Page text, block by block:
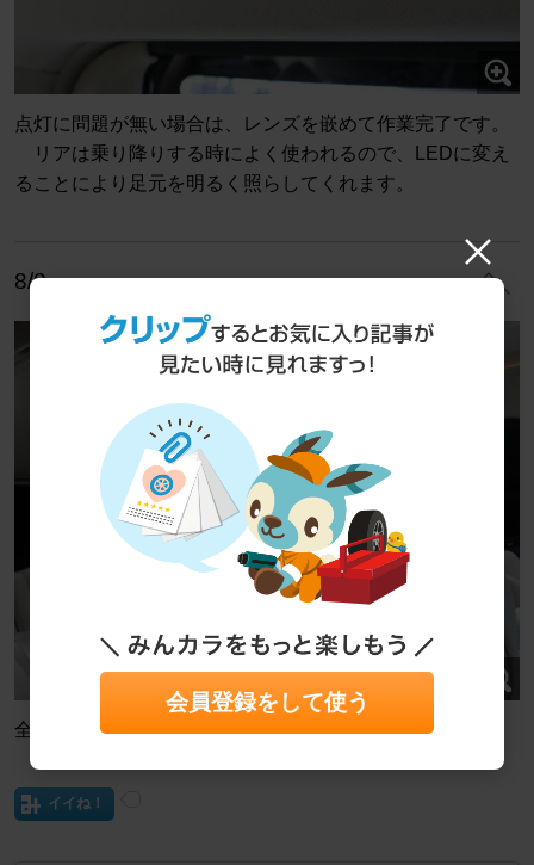
点灯に問題が無い場合は、レンズを嵌めて作業完了です。
リアは乗り降りする時によく使われるので、LEDに変え
ることにより足元を明るく照らしてくれます。
8/8
全体に見るとその明るさに驚く事間違いなしです!!
イイね！
会員登録をして使う